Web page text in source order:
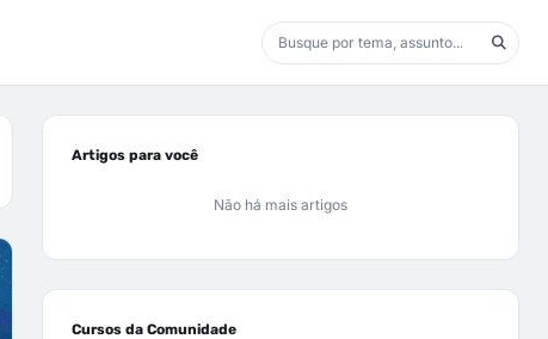
Artigos para você
Não há mais artigos
Cursos da Comunidade